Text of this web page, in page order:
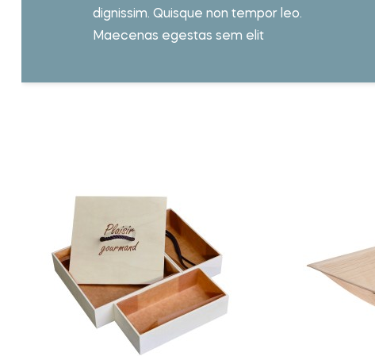
dignissim. Quisque non tempor leo.
Maecenas egestas sem elit